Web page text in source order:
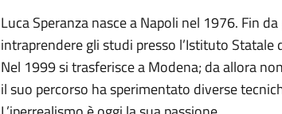
Luca Speranza nasce a Napoli nel 1976. Fin
intraprendere gli studi presso l’Istituto
Nel 1999 si trasferisce a Modena; da allora
il suo percorso ha sperimentato diverse